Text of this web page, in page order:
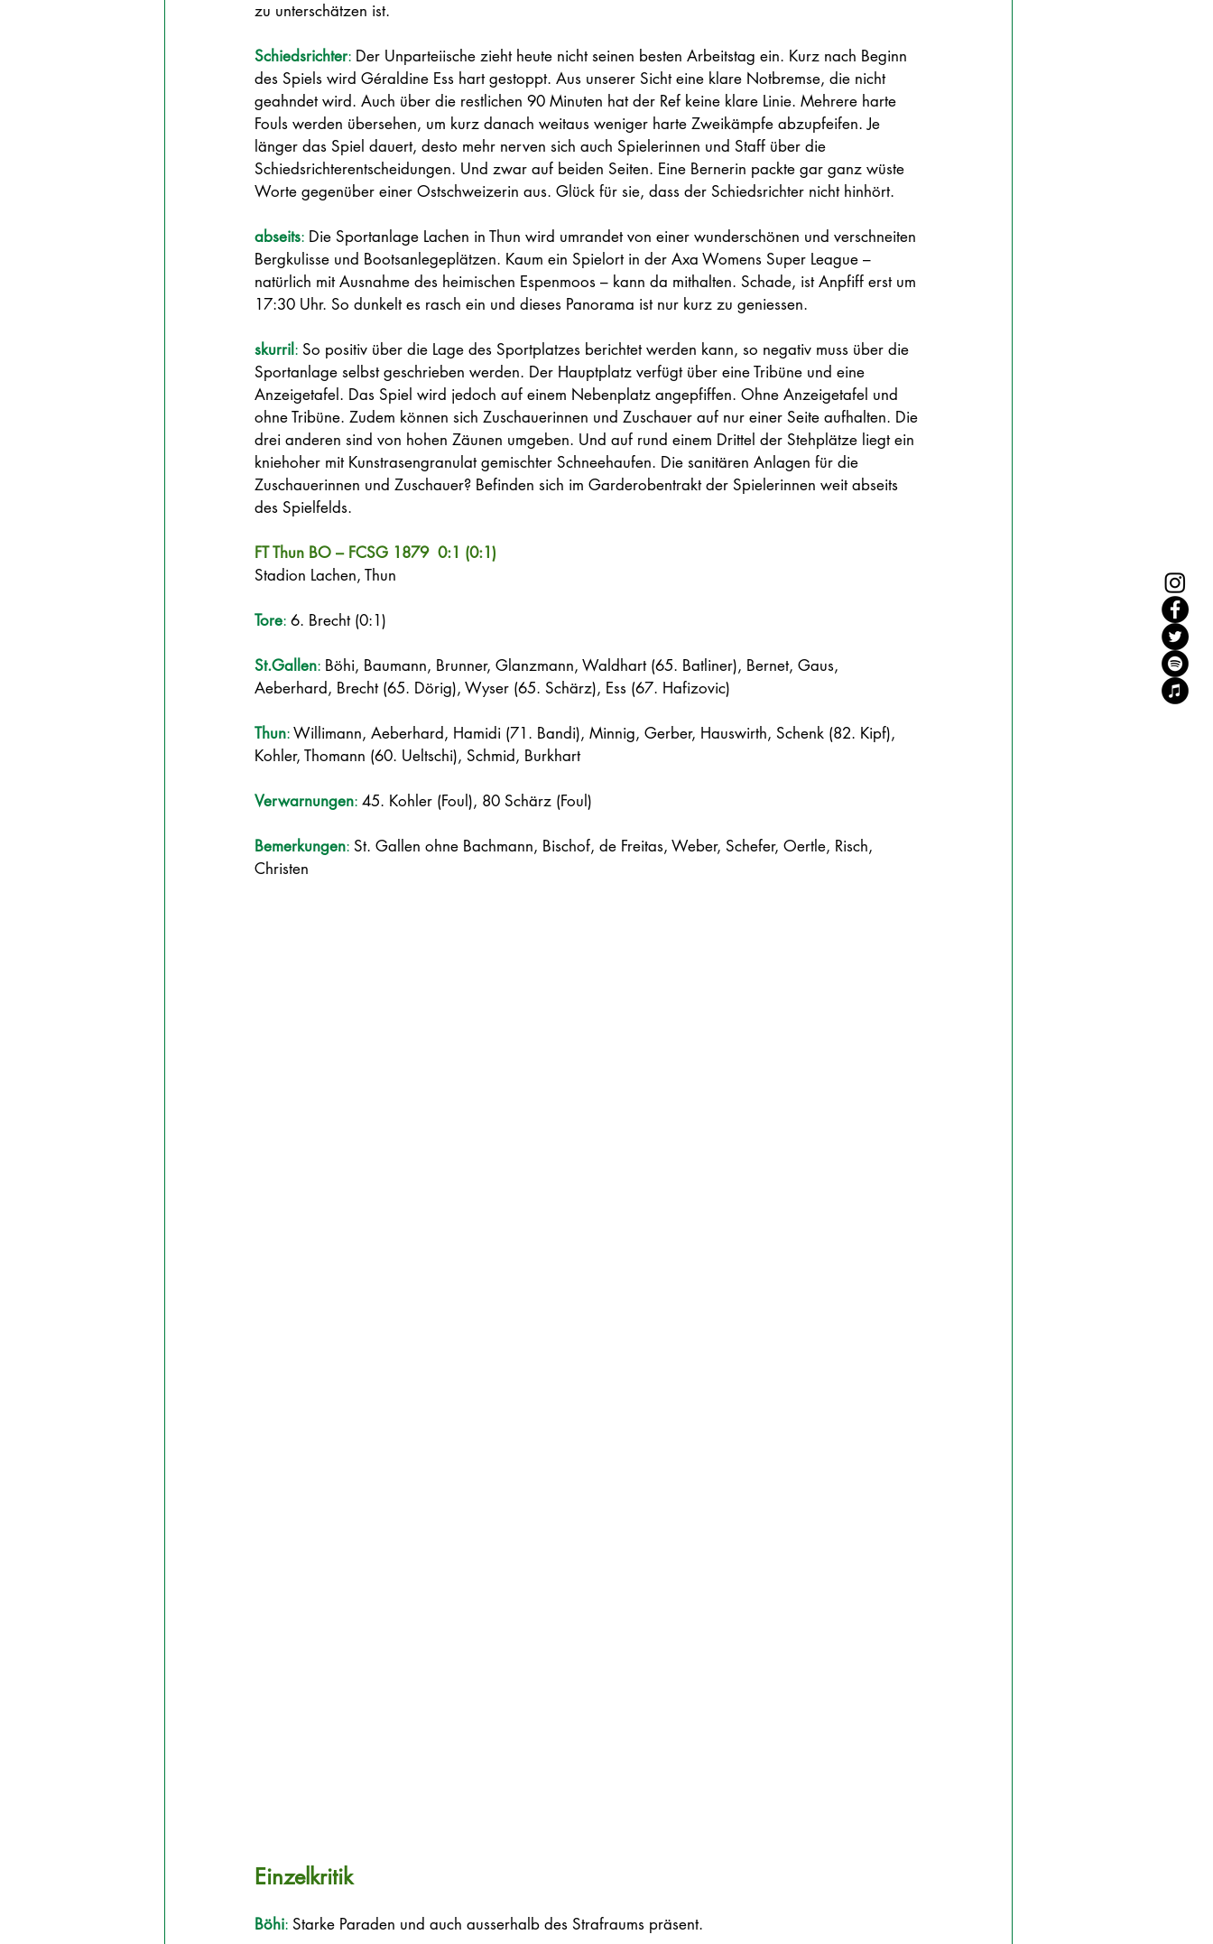
zu unterschätzen ist.
Schiedsrichter: Der Unparteiische zieht heute nicht seinen besten Arbeitstag ein. Kurz nach Beginn
des Spiels wird Géraldine Ess hart gestoppt. Aus unserer Sicht eine klare Notbremse, die nicht
geahndet wird. Auch über die restlichen 90 Minuten hat der Ref keine klare Linie. Mehrere harte
Fouls werden übersehen, um kurz danach weitaus weniger harte Zweikämpfe abzupfeifen. Je
länger das Spiel dauert, desto mehr nerven sich auch Spielerinnen und Staff über die
Schiedsrichterentscheidungen. Und zwar auf beiden Seiten. Eine Bernerin packte gar ganz wüste
Worte gegenüber einer Ostschweizerin aus. Glück für sie, dass der Schiedsrichter nicht hinhört.
abseits: Die Sportanlage Lachen in Thun wird umrandet von einer wunderschönen und verschneiten
Bergkulisse und Bootsanlegeplätzen. Kaum ein Spielort in der Axa Womens Super League –
natürlich mit Ausnahme des heimischen Espenmoos – kann da mithalten. Schade, ist Anpfiff erst um
17:30 Uhr. So dunkelt es rasch ein und dieses Panorama ist nur kurz zu geniessen.
skurril : So positiv über die Lage des Sportplatzes berichtet werden kann, so negativ muss über die
Sportanlage selbst geschrieben werden. Der Hauptplatz verfügt über eine Tribüne und eine
Anzeigetafel. Das Spiel wird jedoch auf einem Nebenplatz angepfiffen. Ohne Anzeigetafel und
ohne Tribüne. Zudem können sich Zuschauerinnen und Zuschauer auf nur einer Seite aufhalten. Die
drei anderen sind von hohen Zäunen umgeben. Und auf rund einem Drittel der Stehplätze liegt ein
kniehoher mit Kunstrasengranulat gemischter Schneehaufen. Die sanitären Anlagen für die
Zuschauerinnen und Zuschauer? Befinden sich im Garderobentrakt der Spielerinnen weit abseits
des Spielfelds.
FT Thun BO – FCSG 1879  0:1 (0:1)
Stadion Lachen, Thun
Tore: 6. Brecht (0:1)
St.Gallen: Böhi, Baumann, Brunner, Glanzmann, Waldhart (65. Batliner), Bernet, Gaus,
Aeberhard, Brecht (65. Dörig), Wyser (65. Schärz), Ess (67. Hafizovic)
Thun: Willimann, Aeberhard, Hamidi (71. Bandi), Minnig, Gerber, Hauswirth, Schenk (82. Kipf),
Kohler, Thomann (60. Ueltschi), Schmid, Burkhart
Verwarnungen: 45. Kohler (Foul), 80 Schärz (Foul)
Bemerkungen: St. Gallen ohne Bachmann, Bischof, de Freitas, Weber, Schefer, Oertle, Risch,
Christen
Einzelkritik
Böhi: Starke Paraden und auch ausserhalb des Strafraums präsent.